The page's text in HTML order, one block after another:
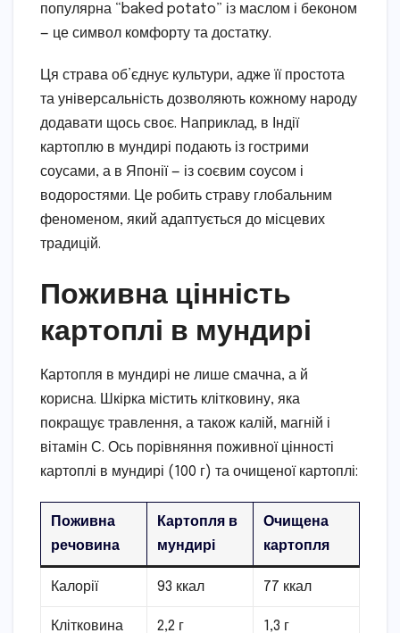
популярна “baked potato” із маслом і беконом
— це символ комфорту та достатку.
Ця страва об’єднує культури, адже її простота
та універсальність дозволяють кожному народу
додавати щось своє. Наприклад, в Індії
картоплю в мундирі подають із гострими
соусами, а в Японії — із соєвим соусом і
водоростями. Це робить страву глобальним
феноменом, який адаптується до місцевих
традицій.
Поживна цінність
картоплі в мундирі
Картопля в мундирі не лише смачна, а й
корисна. Шкірка містить клітковину, яка
покращує травлення, а також калій, магній і
вітамін С. Ось порівняння поживної цінності
картоплі в мундирі (100 г) та очищеної картоплі:
Поживна
речовина
Картопля в
мундирі
Очищена
картопля
Калорії 93 ккал 77 ккал
Клітковина 2,2 г 1,3 г